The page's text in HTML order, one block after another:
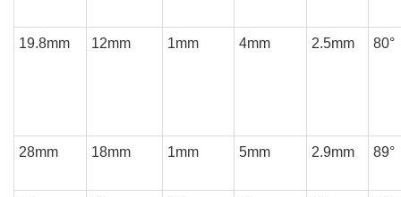
19.8mm 12mm 1mm 4mm 2.5mm 80°
28mm 18mm 1mm 5mm 2.9mm 89°